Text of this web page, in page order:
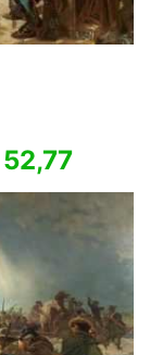
52,77